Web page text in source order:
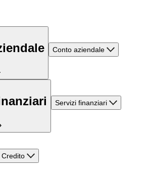
Conto aziendale
Servizi finanziari
Credito